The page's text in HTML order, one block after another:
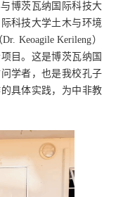
博茨瓦纳国际科技大
科技大学土木与环境
Keoagile Kerileng）
目。这是博茨瓦纳国
学者，也是我校孔子
具体实践，为中非教